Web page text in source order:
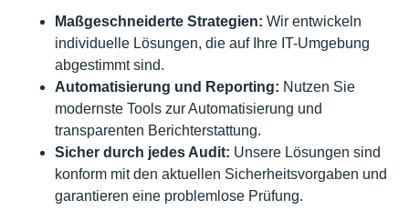
Maßgeschneiderte Strategien: Wir entwickeln
individuelle Lösungen, die auf Ihre IT-Umgebung
abgestimmt sind.
Automatisierung und Reporting: Nutzen Sie
modernste Tools zur Automatisierung und
transparenten Berichterstattung.
Sicher durch jedes Audit: Unsere Lösungen sind
konform mit den aktuellen Sicherheitsvorgaben und
garantieren eine problemlose Prüfung.